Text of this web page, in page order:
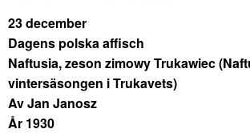
23 december
Dagens polska affisch
Naftusia, zeson zimowy Trukawiec
vintersäsongen i Trukavets)
Av Jan Janosz
År 1930